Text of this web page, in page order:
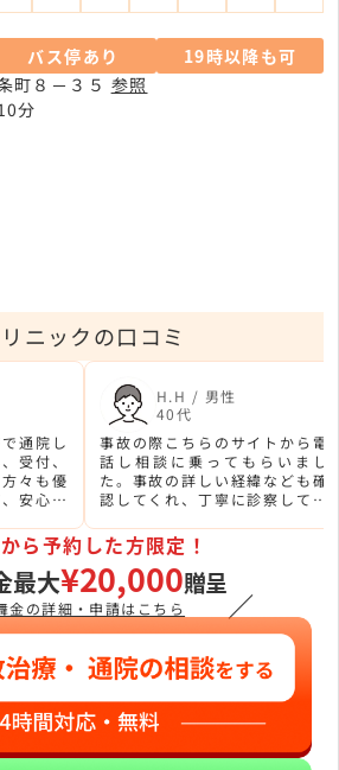
バス停あり
19時以降も可
町８－３５ 参照
分
ニックの口コミ
通院し
受付、
々も優
安心し
H.H / 男性
40代
事故の際こちらのサイトから電
話し相談に乗ってもらいまし
た。事故の詳しい経緯なども確
認してくれ、丁寧に診察して下
す。
ら予約した方限定！
最大¥20,000贈呈
金の詳細・申請はこちら ／